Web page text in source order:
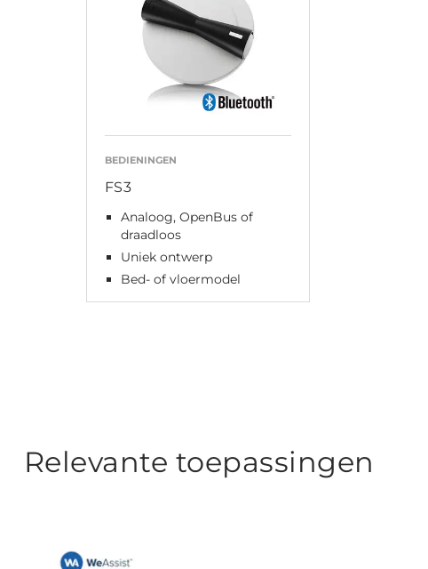
BEDIENINGEN
FS3
Analoog, OpenBus of
draadloos
Uniek ontwerp
Bed- of vloermodel
Relevante toepassingen